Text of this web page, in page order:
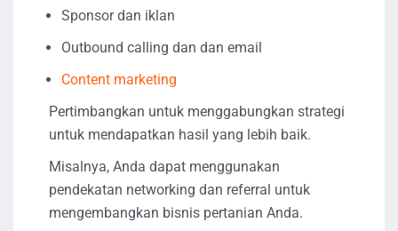
Sponsor dan iklan
Outbound calling dan dan email
Content marketing
Pertimbangkan untuk menggabungkan strategi
untuk mendapatkan hasil yang lebih baik.
Misalnya, Anda dapat menggunakan
pendekatan networking dan referral untuk
mengembangkan bisnis pertanian Anda.